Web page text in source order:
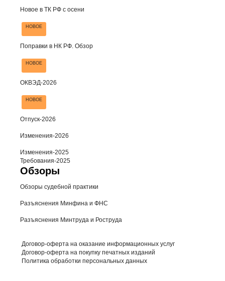
Новое в ТК РФ с осени
НОВОЕ
Поправки в НК РФ. Обзор
НОВОЕ
ОКВЭД-2026
НОВОЕ
Отпуск-2026
Изменения-2026
Изменения-2025
Требования-2025
Обзоры
Обзоры судебной практики
Разъяснения Минфина и ФНС
Разъяснения Минтруда и Роструда
Договор-оферта на оказание информационных услуг
Договор-оферта на покупку печатных изданий
Политика обработки персональных данных